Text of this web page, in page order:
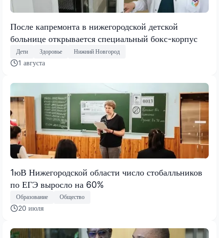
После капремонта в нижегородской детской
больнице открывается специальный бокс-корпус
Дети Здоровье Нижний Новгород
1 августа
1юВ Нижегородской области число стобалльников
по ЕГЭ выросло на 60%
Образование Общество
20 июля